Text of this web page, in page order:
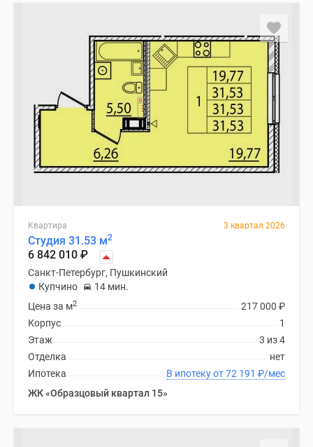
Квартира 3 квартал 2026
Студия 31.53 м2
6 842 010 ₽
Санкт-Петербург, Пушкинский
Купчино
14 мин.
217 000 ₽
Цена за м2
1
Корпус
3 из 4
Этаж
нет
Отделка
В ипотеку от 72 191 ₽/мес
Ипотека
ЖК «Образцовый квартал 15»